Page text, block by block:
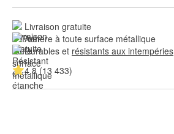
Livraison gratuite
Adhère à toute surface métallique
Durables et résistants aux intempéries
4.8 (13 433)